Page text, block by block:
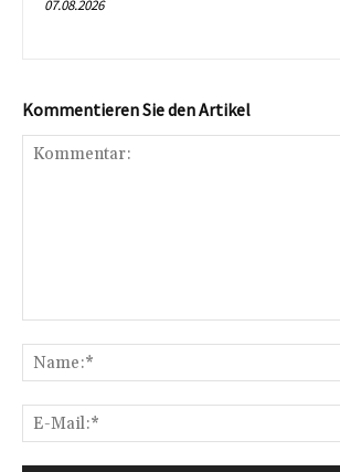
07.08.2026
Kommentieren Sie den Artikel